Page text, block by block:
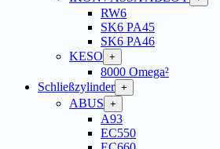
RW6
SK6 PA45
SK6 PA46
KESO +
8000 Omega²
Schließzylinder +
ABUS +
A93
EC550